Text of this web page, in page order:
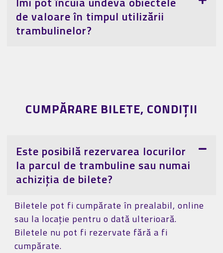
de valoare în timpul utilizării
trambulinelor?
CUMPĂRARE BILETE, CONDIȚII
Este posibilă rezervarea locurilor
la parcul de trambuline sau numai
achiziția de bilete?
Biletele pot fi cumpărate în prealabil, online
sau la locație pentru o dată ulterioară.
Biletele nu pot fi rezervate fără a fi
cumpărate.